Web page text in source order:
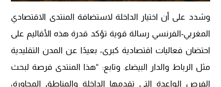
وشدد على أن اختيار الداخلة لاستضافة المنتدى الاقتصادي
المغربي-الفرنسي رسالة قوية تؤكد قدرة هذه الأقاليم على
احتضان فعاليات اقتصادية كبرى، بعيدًا عن المدن التقليدية
مثل الرباط والدار البيضاء. وتابع: “هذا المنتدى فرصة لبحث
الفرص الواعدة التي تقدمها الداخلة والمناطق المجاورة،